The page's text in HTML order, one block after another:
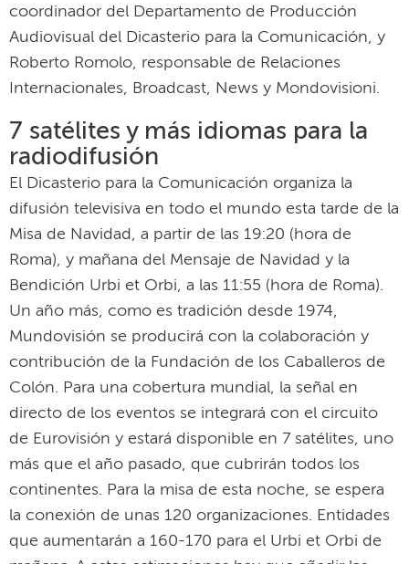
coordinador del Departamento de Producción
Audiovisual del Dicasterio para la Comunicación, y
Roberto Romolo, responsable de Relaciones
Internacionales, Broadcast, News y Mondovisioni.
7 satélites y más idiomas para la
radiodifusión
El Dicasterio para la Comunicación organiza la
difusión televisiva en todo el mundo esta tarde de la
Misa de Navidad, a partir de las 19:20 (hora de
Roma), y mañana del Mensaje de Navidad y la
Bendición Urbi et Orbi, a las 11:55 (hora de Roma).
Un año más, como es tradición desde 1974,
Mundovisión se producirá con la colaboración y
contribución de la Fundación de los Caballeros de
Colón. Para una cobertura mundial, la señal en
directo de los eventos se integrará con el circuito
de Eurovisión y estará disponible en 7 satélites, uno
más que el año pasado, que cubrirán todos los
continentes. Para la misa de esta noche, se espera
la conexión de unas 120 organizaciones. Entidades
que aumentarán a 160-170 para el Urbi et Orbi de